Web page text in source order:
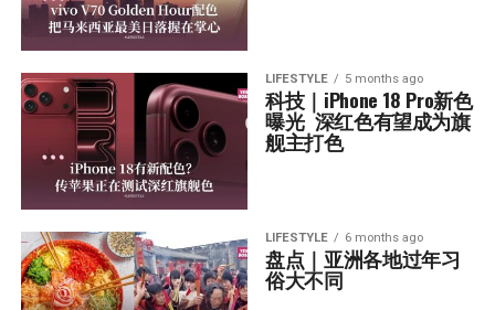
LIFESTYLE 5 months ago
科技｜iPhone 18 Pro新色
曝光  深红色有望成为旗
舰主打色
LIFESTYLE 6 months ago
盘点｜亚洲各地过年习
俗大不同